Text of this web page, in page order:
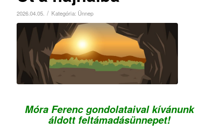
2026.04.05. / Kategória: Ünnep
Móra Ferenc gondolataival kívánunk
áldott feltámadásünnepet!